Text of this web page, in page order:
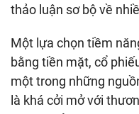
thảo luận sơ bộ về
Một lựa chọn tiềm
bằng tiền mặt, cổ
một trong những
là khá cởi mở với